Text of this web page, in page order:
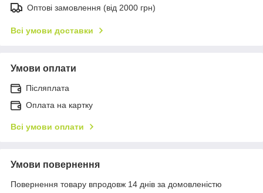
Оптові замовлення (від 2000 грн)
Всі умови доставки
Умови оплати
Післяплата
Оплата на картку
Всі умови оплати
Умови повернення
Повернення товару впродовж 14 днів за домовленістю